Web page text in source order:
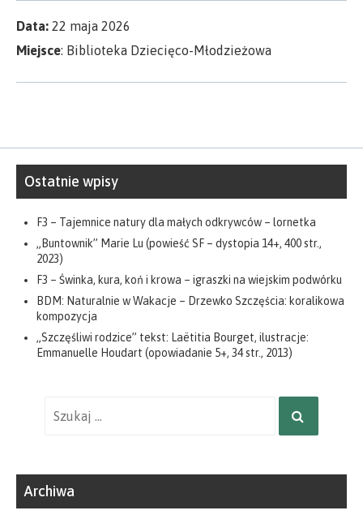
Data: 22 maja 2026
Miejsce: Biblioteka Dziecięco-Młodzieżowa
Ostatnie wpisy
F3 – Tajemnice natury dla małych odkrywców – lornetka
„Buntownik” Marie Lu (powieść SF – dystopia 14+, 400 str.,
2023)
F3 – Świnka, kura, koń i krowa – igraszki na wiejskim podwórku
BDM: Naturalnie w Wakacje – Drzewko Szczęścia: koralikowa
kompozycja
„Szczęśliwi rodzice” tekst: Laëtitia Bourget, ilustracje:
Emmanuelle Houdart (opowiadanie 5+, 34 str., 2013)
SZUKAJ
Archiwa